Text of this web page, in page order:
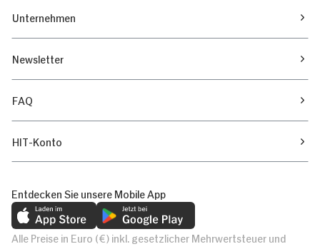
Unternehmen
Newsletter
FAQ
HIT-Konto
Entdecken Sie unsere Mobile App
Alle Preise in Euro (€) inkl. gesetzlicher Mehrwertsteuer und